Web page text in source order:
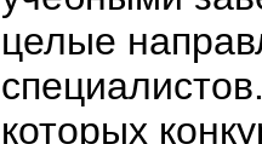
целые
которых